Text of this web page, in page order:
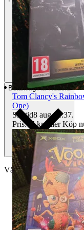
BetalningVia Tradera
Välj till köparskydd
Tom Clancy's
One)
Sluttid8 aug 21:37.
Pris:45 kr,Eller Köp